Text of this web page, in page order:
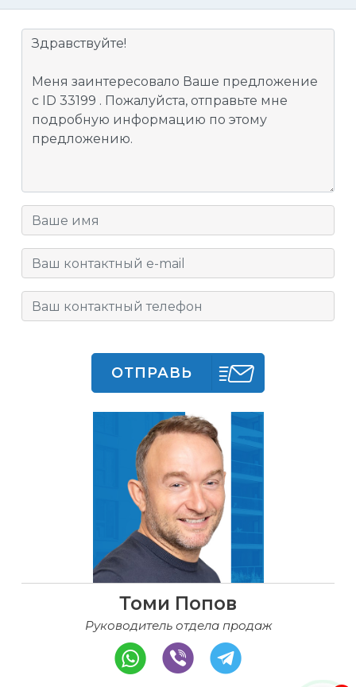
ОТПРАВЬ
Томи Попов
Руководитель отдела продаж